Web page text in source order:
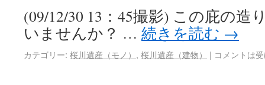
(09/12/30 13：45撮影) この庇の造
いませんか？ … 続きを読む →
カテゴリー: 桜川遺産（モノ） , 桜川遺産（建物） | コメントは